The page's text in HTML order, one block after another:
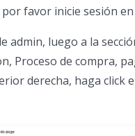
favor inicie sesión
admin, luego a la
Proceso de compra,
derecha, haga click